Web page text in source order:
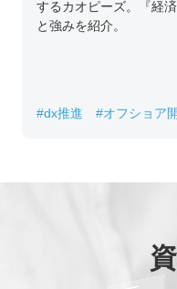
するカオピーズ。『経
と強みを紹介。
#dx推進 #オフショア